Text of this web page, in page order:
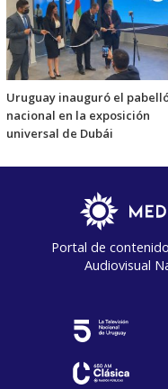
Uruguay inauguró el
nacional en la exposición
universal de Dubái
Portal de
Audiovisual